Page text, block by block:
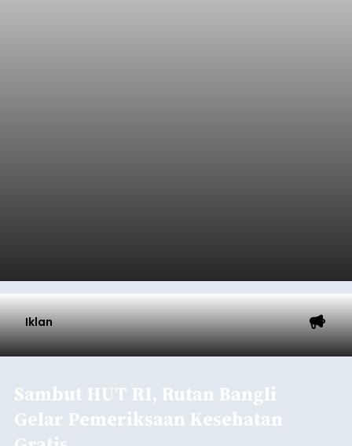
Belajar Aksara dan Masatua
Bali
balitribune.co.id I Denpasar– Upaya
melestarikan Bahasa dan Aksara Bali terus
Kota Denpasar melalui Program Transformasi
Perpustakaan Berbasis Inklusi Sosial (TPBIS).
Tahun ini, sebanyak 63 siswa kelas IV dan V SD
Negeri 17 Dangin Puri mendapat pelatihan
Denpasar